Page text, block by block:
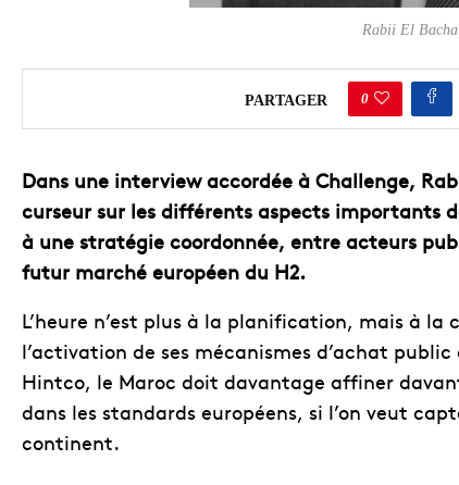
Rabii El
PARTAGER 0
Dans une interview accordée à Challenge,
curseur sur les différents aspects importants
à une stratégie coordonnée, entre acteurs
futur marché européen du H2.
L’heure n’est plus à la planification, mais à
l’activation de ses mécanismes d’achat
Hintco, le Maroc doit davantage affiner
dans les standards européens, si l’on veut
continent.